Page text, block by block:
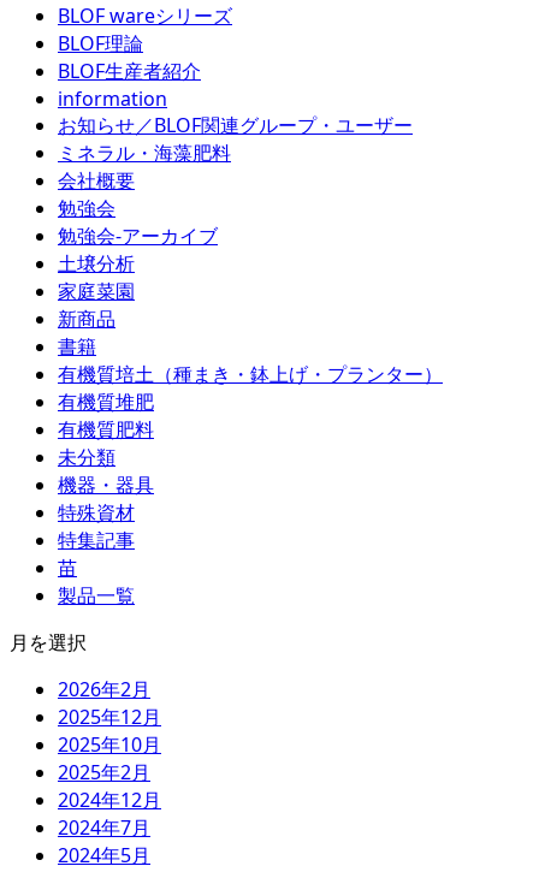
BLOF wareシリーズ
BLOF理論
BLOF生産者紹介
information
お知らせ／BLOF関連グループ・ユーザー
ミネラル・海藻肥料
会社概要
勉強会
勉強会-アーカイブ
土壌分析
家庭菜園
新商品
書籍
有機質培土（種まき・鉢上げ・プランター）
有機質堆肥
有機質肥料
未分類
機器・器具
特殊資材
特集記事
苗
製品一覧
月を選択
2026年2月
2025年12月
2025年10月
2025年2月
2024年12月
2024年7月
2024年5月